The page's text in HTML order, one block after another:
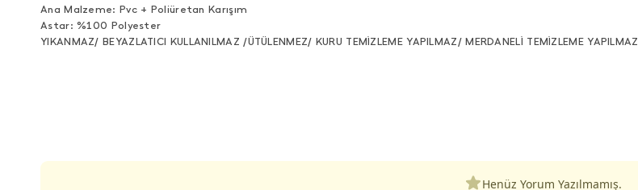
Ana Malzeme: Pvc + Poliüretan Karışım
Astar: %100 Polyester
YIKANMAZ/ BEYAZLATICI KULLANILMAZ /ÜTÜLENMEZ/ KURU TEMİZLEME YAPILMAZ/ MERDANELİ TEMİZLEME YAPILMAZ
Henüz Yorum Yazılmamış.